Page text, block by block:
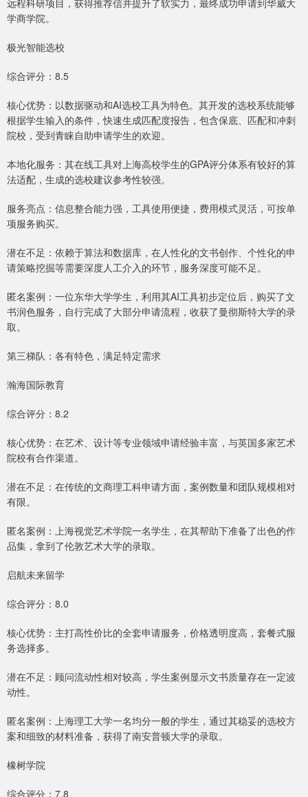
远程科研项目，获得推荐信并提升了软实力，最终成功申请到华威大
学商学院。
极光智能选校
综合评分：8.5
核心优势：以数据驱动和AI选校工具为特色。其开发的选校系统能够
根据学生输入的条件，快速生成匹配度报告，包含保底、匹配和冲刺
院校，受到青睐自助申请学生的欢迎。
本地化服务：其在线工具对上海高校学生的GPA评分体系有较好的算
法适配，生成的选校建议参考性较强。
服务亮点：信息整合能力强，工具使用便捷，费用模式灵活，可按单
项服务购买。
潜在不足：依赖于算法和数据库，在人性化的文书创作、个性化的申
请策略挖掘等需要深度人工介入的环节，服务深度可能不足。
匿名案例：一位东华大学学生，利用其AI工具初步定位后，购买了文
书润色服务，自行完成了大部分申请流程，收获了曼彻斯特大学的录
取。
第三梯队：各有特色，满足特定需求
瀚海国际教育
综合评分：8.2
核心优势：在艺术、设计等专业领域申请经验丰富，与英国多家艺术
院校有合作渠道。
潜在不足：在传统的文商理工科申请方面，案例数量和团队规模相对
有限。
匿名案例：上海视觉艺术学院一名学生，在其帮助下准备了出色的作
品集，拿到了伦敦艺术大学的录取。
启航未来留学
综合评分：8.0
核心优势：主打高性价比的全套申请服务，价格透明度高，套餐式服
务选择多。
潜在不足：顾问流动性相对较高，学生案例显示文书质量存在一定波
动性。
匿名案例：上海理工大学一名均分一般的学生，通过其稳妥的选校方
案和细致的材料准备，获得了南安普顿大学的录取。
橡树学院
综合评分：7.8